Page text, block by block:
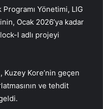
Yönetimi, LIG
Ocak 2026’ya kadar
I adlı projeyi
Kuzey Kore’nin geçen
ve tehdit